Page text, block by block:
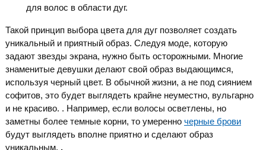
для волос в области дуг.
Такой принцип выбора цвета для дуг позволяет создать
уникальный и приятный образ. Следуя моде, которую
задают звезды экрана, нужно быть осторожными. Многие
знаменитые девушки делают свой образ выдающимся,
используя черный цвет. В обычной жизни, а не под сиянием
софитов, это будет выглядеть крайне неуместно, вульгарно
и не красиво. . Например, если волосы осветлены, но
заметны более темные корни, то умеренно черные брови
будут выглядеть вполне приятно и сделают образ
уникальным. .